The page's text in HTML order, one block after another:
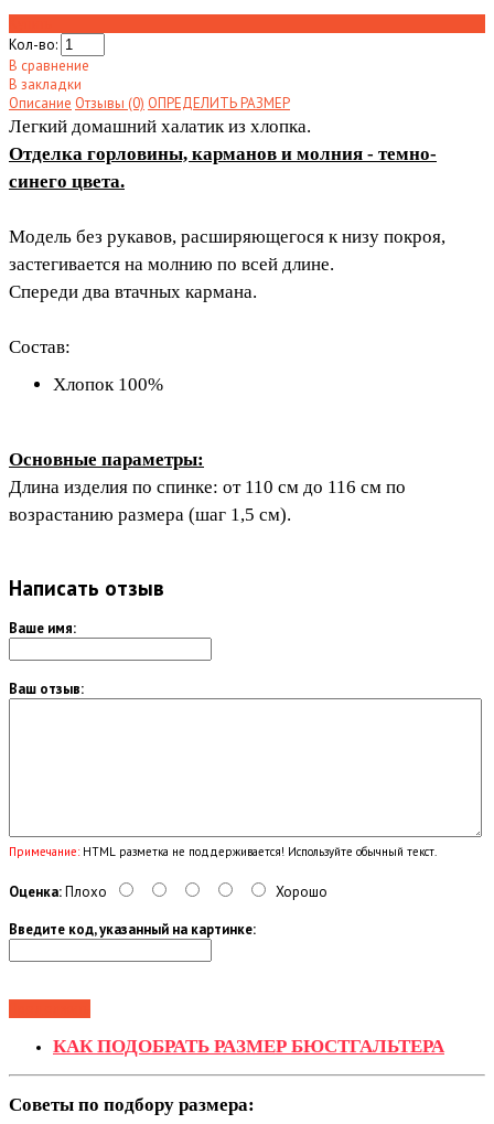
Кол-во:
В сравнение
В закладки
Описание Отзывы (0) ОПРЕДЕЛИТЬ РАЗМЕР
Легкий домашний халатик из хлопка.
Отделка горловины, карманов и молния - темно-
синего цвета.
Модель без рукавов, расширяющегося к низу покроя,
застегивается на молнию по всей длине.
Спереди два втачных кармана.
Состав:
Хлопок 100%
Основные параметры:
Длина изделия по спинке: от 110 см до 116 см по
возрастанию размера (шаг 1,5 см).
Написать отзыв
Ваше имя:
Ваш отзыв:
Примечание:HTML разметка не поддерживается! Используйте обычный текст.
Оценка:Плохо
Хорошо
Введите код, указанный на картинке:
КАК ПОДОБРАТЬ РАЗМЕР БЮСТГАЛЬТЕРА
Советы по подбору размера: